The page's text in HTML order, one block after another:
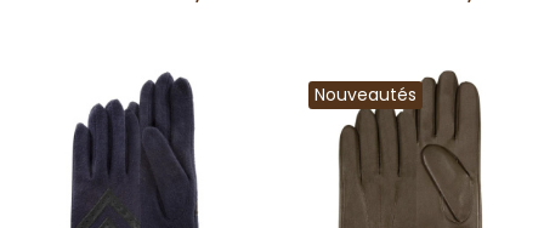
Nouveautés